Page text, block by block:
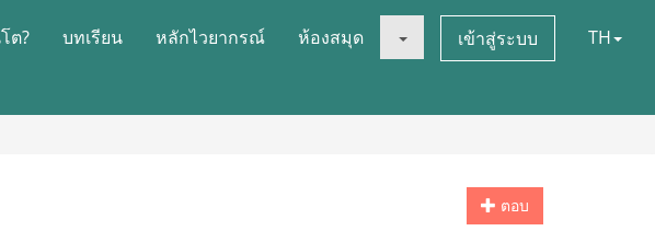
ต? บทเรียน หลักไวยากรณ์ ห้องสมุด เข้าสู่ระบบ TH
ตอบ